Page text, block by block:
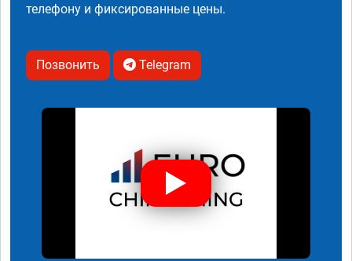
телефону и фиксированные цены.
Позвонить Telegram